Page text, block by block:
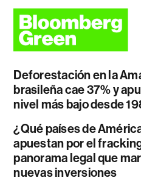
Deforestación en la
brasileña cae 37% y
nivel más bajo desde
¿Qué países de
apuestan por el
panorama legal que
nuevas inversiones